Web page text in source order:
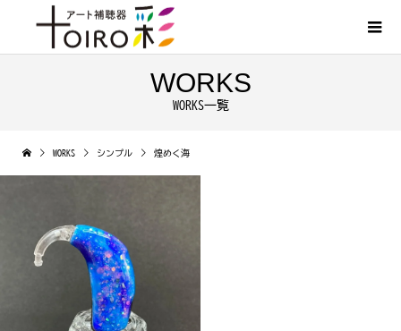
WORKS
WORKS一覧
WORKS シンプル 煌めく海